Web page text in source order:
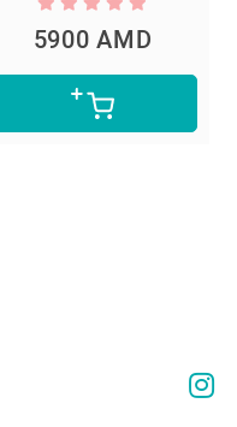
5900 AMD